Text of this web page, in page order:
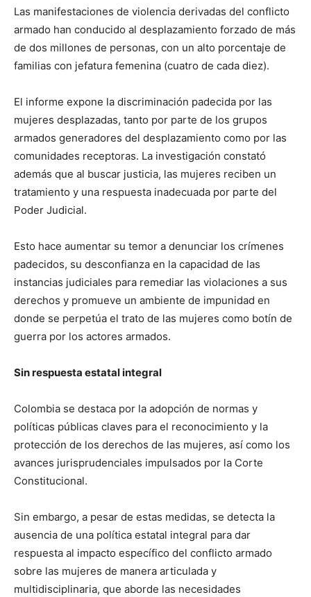
Las manifestaciones de violencia derivadas del conflicto
armado han conducido al desplazamiento forzado de más
de dos millones de personas, con un alto porcentaje de
familias con jefatura femenina (cuatro de cada diez).
El informe expone la discriminación padecida por las
mujeres desplazadas, tanto por parte de los grupos
armados generadores del desplazamiento como por las
comunidades receptoras. La investigación constató
además que al buscar justicia, las mujeres reciben un
tratamiento y una respuesta inadecuada por parte del
Poder Judicial.
Esto hace aumentar su temor a denunciar los crímenes
padecidos, su desconfianza en la capacidad de las
instancias judiciales para remediar las violaciones a sus
derechos y promueve un ambiente de impunidad en
donde se perpetúa el trato de las mujeres como botín de
guerra por los actores armados.
Sin respuesta estatal integral
Colombia se destaca por la adopción de normas y
políticas públicas claves para el reconocimiento y la
protección de los derechos de las mujeres, así como los
avances jurisprudenciales impulsados por la Corte
Constitucional.
Sin embargo, a pesar de estas medidas, se detecta la
ausencia de una política estatal integral para dar
respuesta al impacto específico del conflicto armado
sobre las mujeres de manera articulada y
multidisciplinaria, que aborde las necesidades